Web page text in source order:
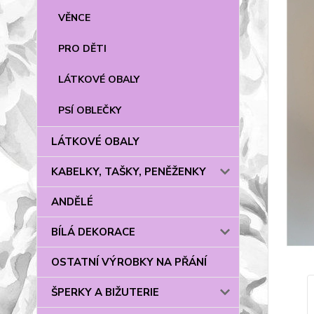
VĚNCE
PRO DĚTI
LÁTKOVÉ OBALY
PSÍ OBLEČKY
LÁTKOVÉ OBALY
KABELKY, TAŠKY, PENĚŽENKY
ANDĚLÉ
BÍLÁ DEKORACE
OSTATNÍ VÝROBKY NA PŘÁNÍ
ŠPERKY A BIŽUTERIE